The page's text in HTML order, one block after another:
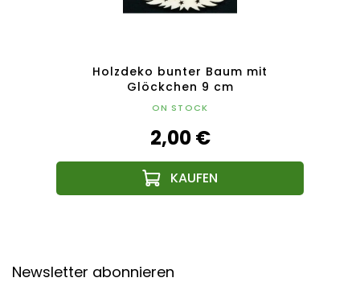
Holzdeko bunter Baum mit
Glöckchen 9 cm
ON STOCK
2,00 €
Newsletter abonnieren